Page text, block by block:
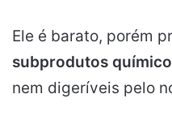
Ele é barato, porém
subprodutos
nem digeríveis pelo